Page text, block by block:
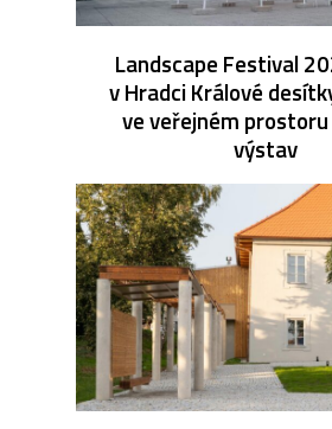
Landscape Festival
v Hradci Králové
ve veřejném
výstav